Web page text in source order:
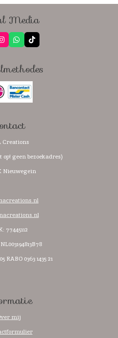
Media
I
n
a
r
a
m
W
h
s
p
p
T
i
o
Creations
op! geen bezoekadres)
Nieuwegein
77445112
NL003194813B78
RABO 0363 1435 21
mij